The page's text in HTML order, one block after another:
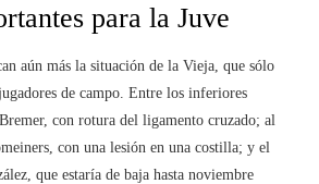
para la Juve
aún más la situación de la Vieja, que sólo
de campo. Entre los inferiores
con rotura del ligamento cruzado; al
con una lesión en una costilla; y el
que estaría de baja hasta noviembre